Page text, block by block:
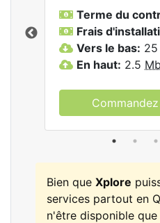
Terme du
Frais
Vers le bas: 25
En haut: 2.5
Bien que Xplore
services partout en
n'être disponible